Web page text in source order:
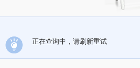
正在查询中，请刷新重试